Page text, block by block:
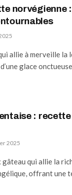
norvégienne
allie à merveille la
glace
:
2025
gâteau qui allie la
offrant une